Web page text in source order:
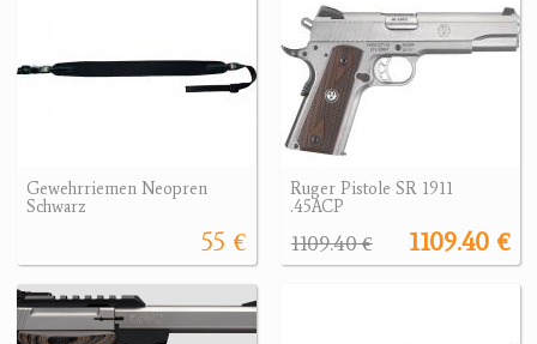
Gewehrriemen Neopren
Schwarz
55 €
Ruger Pistole SR 1911
.45ACP
1109.40 €
1109.40 €